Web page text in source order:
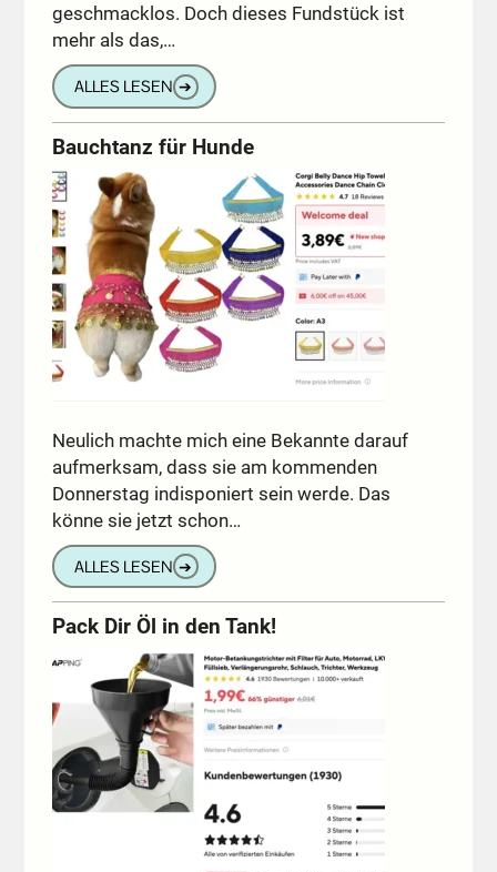
geschmacklos. Doch dieses Fundstück ist
mehr als das,…
ALLES LESEN ➔
Bauchtanz für Hunde
Neulich machte mich eine Bekannte darauf
aufmerksam, dass sie am kommenden
Donnerstag indisponiert sein werde. Das
könne sie jetzt schon…
ALLES LESEN ➔
Pack Dir Öl in den Tank!